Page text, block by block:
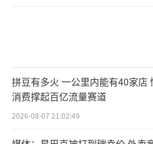
拼豆有多火 一公里内能有40家店
消费撑起百亿流量赛道
2026-08-07 21:02:49